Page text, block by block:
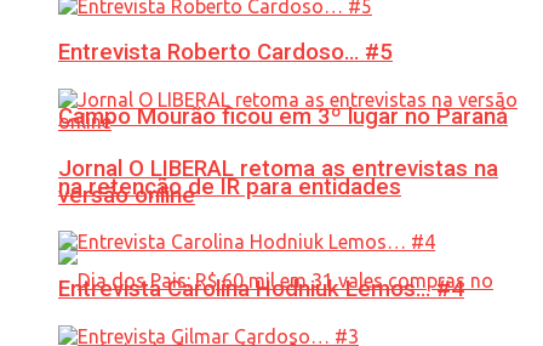
Campo Mourão ficou em 3º lugar no Paraná
na retenção de IR para entidades
Entrevista Roberto Cardoso… #5
Jornal O LIBERAL retoma as entrevistas na
versão online
Entrevista Carolina Hodniuk Lemos… #4